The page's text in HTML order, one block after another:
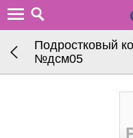
Подростковый
№дсм05